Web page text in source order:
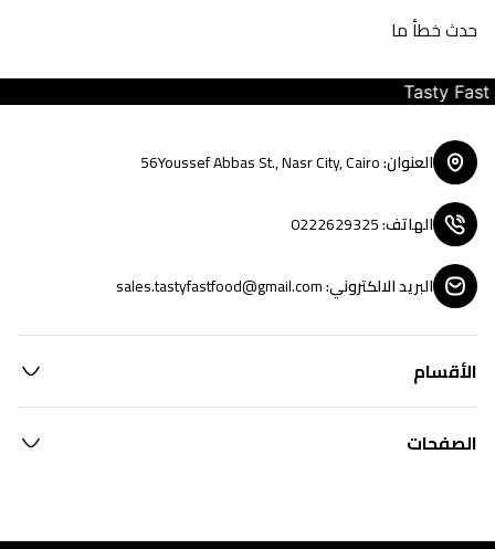
حدث خطأ ما
Tasty Fast
العنوان:
56Youssef Abbas St., Nasr City, Cairo
الهاتف:
0222629325
البريد الالكتروني:
sales.tastyfastfood@gmail.com
الأقسام
الصفحات